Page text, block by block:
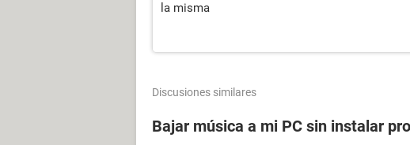
la misma
Discusiones similares
Bajar música a mi PC sin instalar